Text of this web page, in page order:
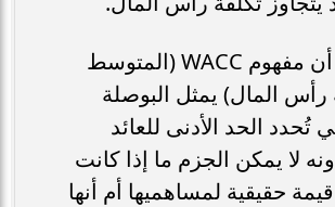
وأوضح شقير، أن مفهوم WACC (المتوسط
رأس المال) يمثل البوصلة
تُحدد الحد الأدنى للعائد
لا يمكن الجزم ما إذا كانت
حقيقية لمساهميها أم أنها